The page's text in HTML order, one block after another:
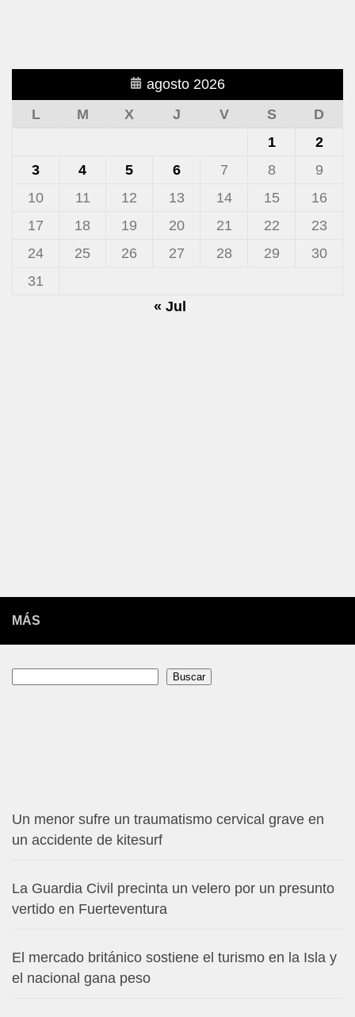
agosto 2026
L
M X J V S
D
1
2
3
4 5 6 7 8
9
10
11 12 13 14 15
16
17
18 19 20 21 22
23
24
25 26 27 28 29
30
31
« Jul
MÁS
Buscar
Un menor sufre un traumatismo cervical grave en
un accidente de kitesurf
La Guardia Civil precinta un velero por un presunto
vertido en Fuerteventura
El mercado británico sostiene el turismo en la Isla y
el nacional gana peso